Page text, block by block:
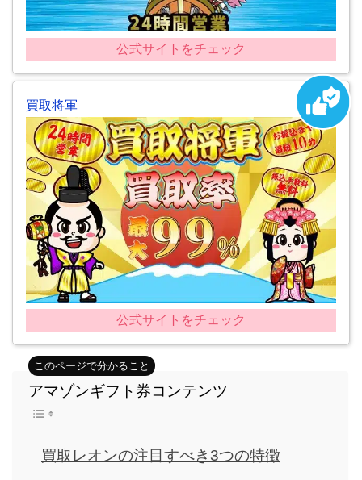
公式サイトをチェック
買取将軍
公式サイトをチェック
アマゾンギフト券コンテンツ
買取レオンの注目すべき3つの特徴